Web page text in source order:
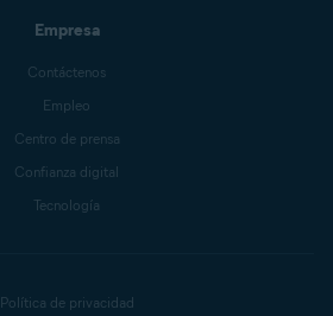
Empresa
Contáctenos
Empleo
Centro de prensa
Confianza digital
Tecnología
Política de privacidad